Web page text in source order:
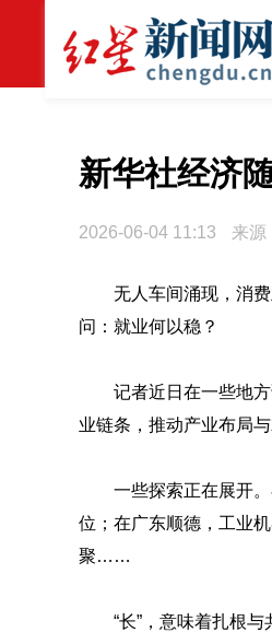
新华社经济
2026-06-04 11:13 来源
无人车间涌现，消
问：就业何以稳？
记者近日在一些地
业链条，推动产业布局
一些探索正在展开
位；在广东顺德，工业
聚……
“长”，意味着扎根